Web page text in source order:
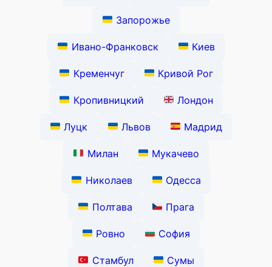
Запорожье
Ивано-Франковск Киев
Кременчуг Кривой Рог
Кропивницкий Лондон
Луцк Львов Мадрид
Милан Мукачево
Николаев Одесса
Полтава Прага
Ровно София
Стамбул Сумы